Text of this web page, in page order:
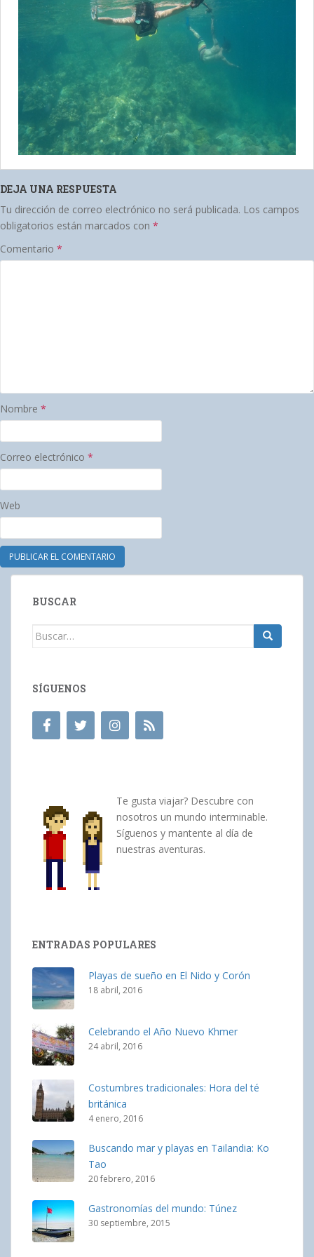
DEJA UNA RESPUESTA
Tu dirección de correo electrónico no será publicada. Los campos
obligatorios están marcados con *
Comentario *
Nombre *
Correo electrónico *
Web
BUSCAR
Buscar:
SÍGUENOS
Te gusta viajar? Descubre con
nosotros un mundo interminable.
Síguenos y mantente al día de
nuestras aventuras.
ENTRADAS POPULARES
Playas de sueño en El Nido y Corón
18 abril, 2016
Celebrando el Año Nuevo Khmer
24 abril, 2016
Costumbres tradicionales: Hora del té
británica
4 enero, 2016
Buscando mar y playas en Tailandia: Ko
Tao
20 febrero, 2016
Gastronomías del mundo: Túnez
30 septiembre, 2015